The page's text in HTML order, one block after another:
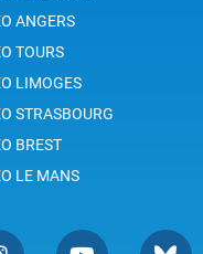
ANGERS
TOURS
LIMOGES
STRASBOURG
BREST
LE MANS